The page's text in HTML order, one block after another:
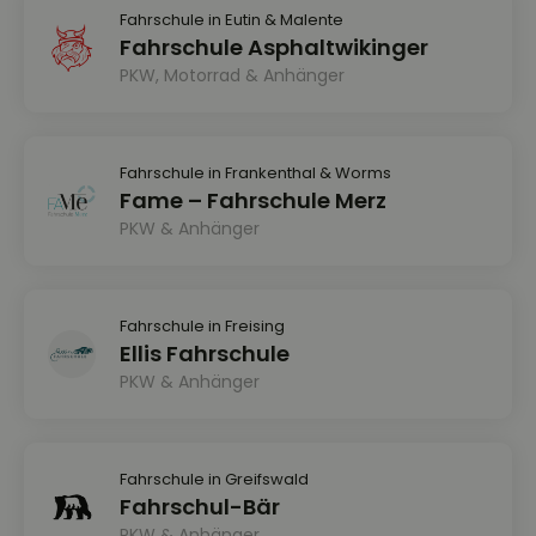
Fahrschule in Eutin & Malente
Fahrschule Asphaltwikinger
PKW, Motorrad & Anhänger
Fahrschule in Frankenthal & Worms
Fame – Fahrschule Merz
PKW & Anhänger
Fahrschule in Freising
Ellis Fahrschule
PKW & Anhänger
Fahrschule in Greifswald
Fahrschul-Bär